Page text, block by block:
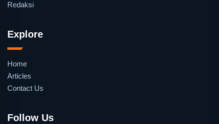
Redaksi
Explore
Home
Articles
Contact Us
Follow Us